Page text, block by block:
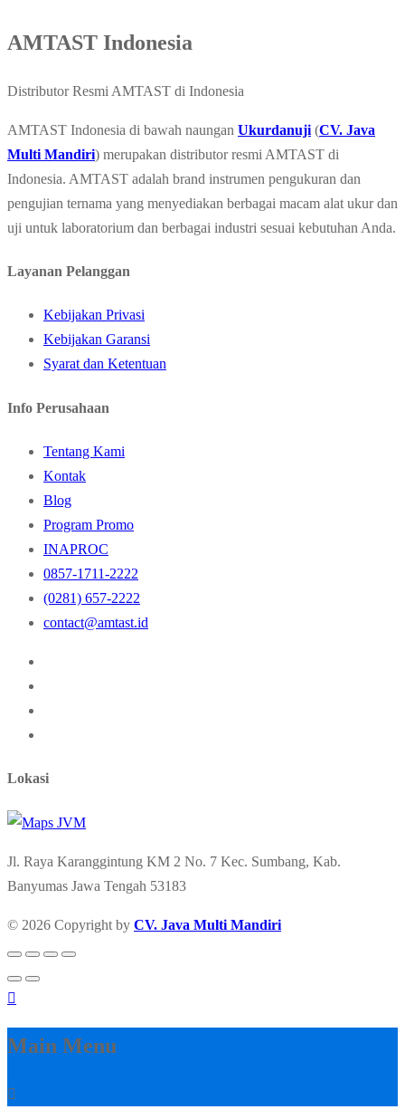
AMTAST Indonesia
Distributor Resmi AMTAST di Indonesia
AMTAST Indonesia di bawah naungan Ukurdanuji (CV. Java
Multi Mandiri) merupakan distributor resmi AMTAST di
Indonesia. AMTAST adalah brand instrumen pengukuran dan
pengujian ternama yang menyediakan berbagai macam alat ukur dan
uji untuk laboratorium dan berbagai industri sesuai kebutuhan Anda.
Layanan Pelanggan
Kebijakan Privasi
Kebijakan Garansi
Syarat dan Ketentuan
Info Perusahaan
Tentang Kami
Kontak
Blog
Program Promo
INAPROC
0857-1711-2222
(0281) 657-2222
contact@amtast.id
Lokasi
Jl. Raya Karanggintung KM 2 No. 7 Kec. Sumbang, Kab.
Banyumas Jawa Tengah 53183
© 2026 Copyright by CV. Java Multi Mandiri
Main Menu